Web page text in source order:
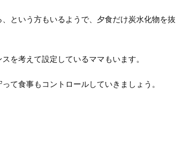
という方もいるようで、夕食だけ炭水化物を抜
を考えて設定しているママもいます。
って食事もコントロールしていきましょう。